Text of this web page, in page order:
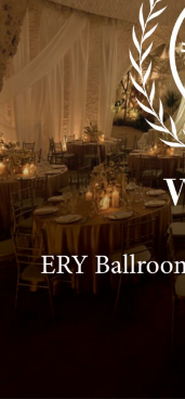
Dịch Vụ